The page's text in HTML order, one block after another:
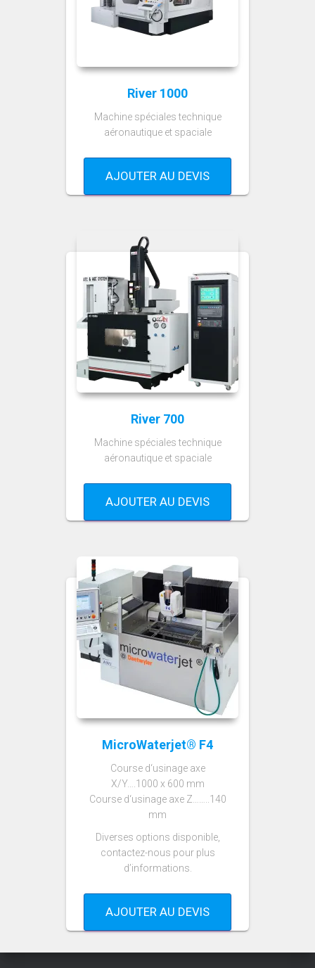
River 1000
Machine spéciales technique
aéronautique et spaciale
AJOUTER AU DEVIS
River 700
Machine spéciales technique
aéronautique et spaciale
AJOUTER AU DEVIS
MicroWaterjet® F4
Course d‘usinage axe
X/Y….1000 x 600 mm
Course d‘usinage axe Z……..140
mm
Diverses options disponible,
contactez-nous pour plus
d’informations.
AJOUTER AU DEVIS